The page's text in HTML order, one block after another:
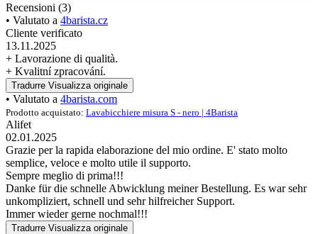
Recensioni (3)
• Valutato a 4barista.cz
Cliente verificato
13.11.2025
+ Lavorazione di qualità.
+ Kvalitní zpracování.
Tradurre Visualizza originale
• Valutato a 4barista.com
Prodotto acquistato: Lavabicchiere misura S - nero | 4Barista
Alifet
02.01.2025
Grazie per la rapida elaborazione del mio ordine. E' stato molto
semplice, veloce e molto utile il supporto.
Sempre meglio di prima!!!
Danke für die schnelle Abwicklung meiner Bestellung. Es war sehr
unkompliziert, schnell und sehr hilfreicher Support.
Immer wieder gerne nochmal!!!
Tradurre Visualizza originale